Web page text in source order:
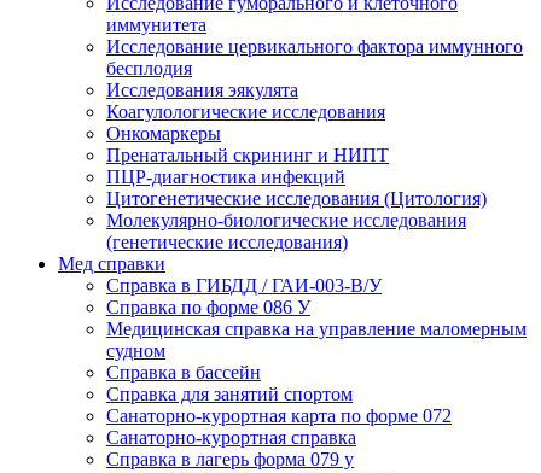
иммунитета
Исследование цервикального фактора иммунного
бесплодия
Исследования эякулята
Коагулологические исследования
Онкомаркеры
Пренатальный скрининг и НИПТ
ПЦР-диагностика инфекций
Цитогенетические исследования (Цитология)
Молекулярно-биологические исследования
(генетические исследования)
Мед справки
Справка в ГИБДД / ГАИ-003-В/У
Справка по форме 086 У
Медицинская справка на управление маломерным
судном
Справка в бассейн
Справка для занятий спортом
Санаторно-курортная карта по форме 072
Санаторно-курортная справка
Справка в лагерь форма 079 у